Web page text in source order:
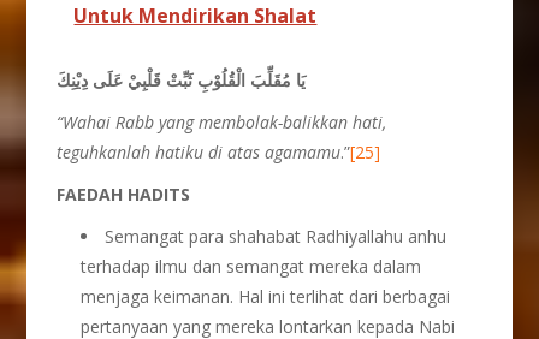
Untuk Mendirikan Shalat
يَا مُقَلِّبَ الْقُلُوْبِ ثَبِّتْ قَلْبِيْ عَلَى دِيْنِكَ
“Wahai Rabb yang membolak-balikkan hati,
teguhkanlah hatiku di atas agamamu.”[25]
FAEDAH HADITS
Semangat para shahabat Radhiyallahu anhu
terhadap ilmu dan semangat mereka dalam
menjaga keimanan. Hal ini terlihat dari berbagai
pertanyaan yang mereka lontarkan kepada Nabi